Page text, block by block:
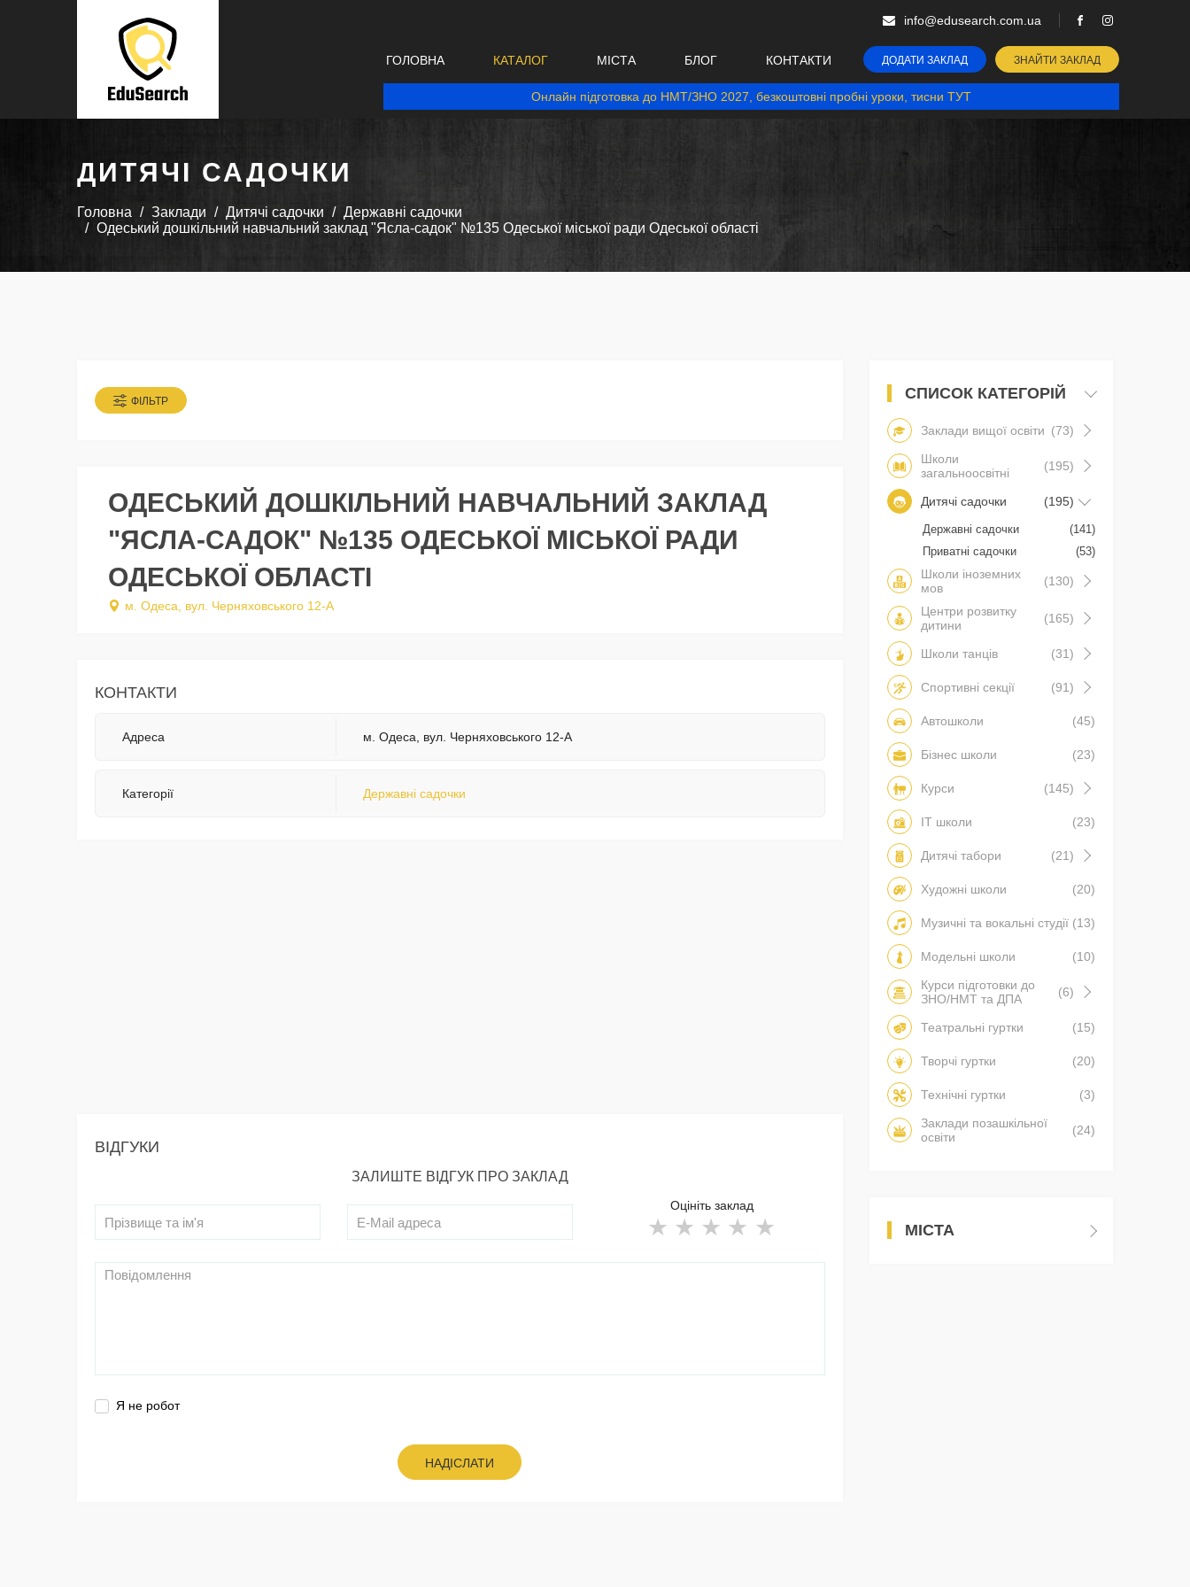
info@edusearch.com.ua
ГОЛОВНА КАТАЛОГ МІСТА БЛОГ КОНТАКТИ ДОДАТИ ЗАКЛАД ЗНАЙТИ ЗАКЛАД
Онлайн підготовка до НМТ/ЗНО 2027, безкоштовні пробні уроки, тисни ТУТ
ДИТЯЧІ САДОЧКИ
Головна Заклади Дитячі садочки
Державні садочки
Одеський дошкільний навчальний заклад "Ясла-садок" №135 Одеської міської ради Одеської області
ФІЛЬТР
ОДЕСЬКИЙ ДОШКІЛЬНИЙ НАВЧАЛЬНИЙ ЗАКЛАД
"ЯСЛА-САДОК" №135 ОДЕСЬКОЇ МІСЬКОЇ РАДИ
ОДЕСЬКОЇ ОБЛАСТІ
м. Одеса, вул. Черняховського 12-А
КОНТАКТИ
Адреса м. Одеса, вул. Черняховського 12-А
Категорії Державні садочки
ВІДГУКИ
ЗАЛИШТЕ ВІДГУК ПРО ЗАКЛАД
Оцініть заклад
Я не робот
НАДІСЛАТИ
СПИСОК КАТЕГОРІЙ
Заклади вищої освіти (73)
Школи
загальноосвітні
(195)
Дитячі садочки (195)
Державні садочки
(141)
Приватні садочки
(53)
Школи іноземних
мов
(130)
Центри розвитку
дитини
(165)
Школи танців (31)
Спортивні секції (91)
Автошколи (45)
Бізнес школи (23)
Курси (145)
IT школи (23)
Дитячі табори (21)
Художні школи (20)
Музичні та вокальні студії (13)
Модельні школи
(10)
Курси підготовки до
ЗНО/НМТ та ДПА
(6)
Театральні гуртки (15)
Творчі гуртки (20)
Технічні гуртки
(3)
Заклади позашкільної
освіти
(24)
МІСТА